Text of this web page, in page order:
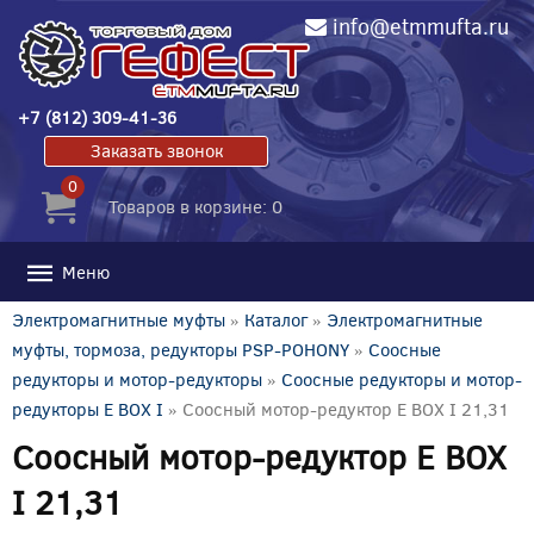
info@etmmufta.ru
+7 (812) 309-41-36
Заказать звонок
0
Товаров в корзине: 0
Меню
Электромагнитные муфты » Каталог» Электромагнитные
муфты, тормоза, редукторы PSP-POHONY » Соосные
редукторы и мотор-редукторы » Соосные редукторы и мотор-
редукторы E BOX I » Соосный мотор-редуктор E BOX I 21,31
Соосный мотор-редуктор E BOX
I 21,31